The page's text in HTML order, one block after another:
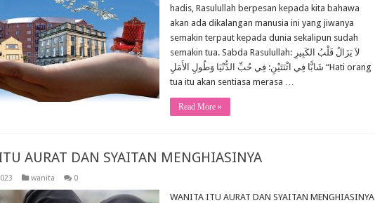
hadis, Rasulullah berpesan kepada kita bahawa
akan ada dikalangan manusia ini yang jiwanya
semakin terpaut kepada dunia sekalipun sudah
semakin tua. Sabda Rasulullah: لاَ يَزَالُ قَلْبُ الكَبِيرِ
شَابًّا فِي اثْنَتَيْنِ: فِي حُبِّ الدُّنْيَا وَطُولِ الأَمَلِ “Hati orang
tua itu akan sentiasa merasa …
Read More »
AURAT DAN SYAITAN MENGHIASINYA
wanita 0
WANITA ITU AURAT DAN SYAITAN MENGHIASINYA